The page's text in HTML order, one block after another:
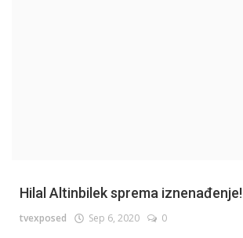
Hilal Altinbilek sprema iznenađenje!
tvexposed Sep 6, 2020 0